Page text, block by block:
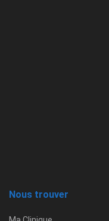
Nous trouver